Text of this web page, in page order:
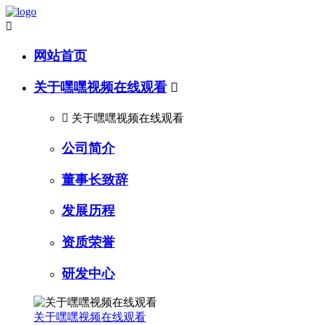

网站首页
关于嘿嘿视频在线观看 
 关于嘿嘿视频在线观看
公司简介
董事长致辞
发展历程
资质荣誉
研发中心
关于嘿嘿视频在线观看